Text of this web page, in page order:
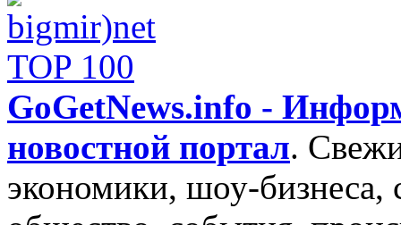
GoGetNews.info -
новостной портал.
экономики, шоу-бизнеса,